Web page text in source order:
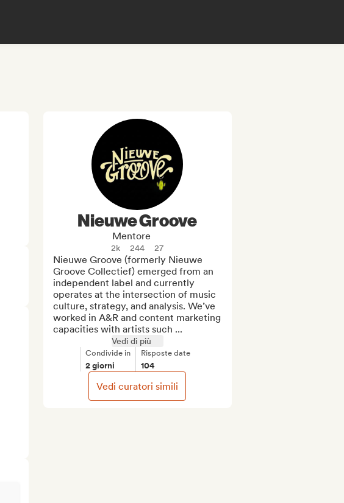
Nieuwe Groove
Mentore
2k 244 27
Nieuwe Groove (formerly Nieuwe
Groove Collectief) emerged from an
independent label and currently
operates at the intersection of music
culture, strategy, and analysis. We’ve
worked in A&R and content marketing
capacities with artists such ...
Vedi di più
Condivide in
2 giorni
Risposte date
104
Vedi curatori simili